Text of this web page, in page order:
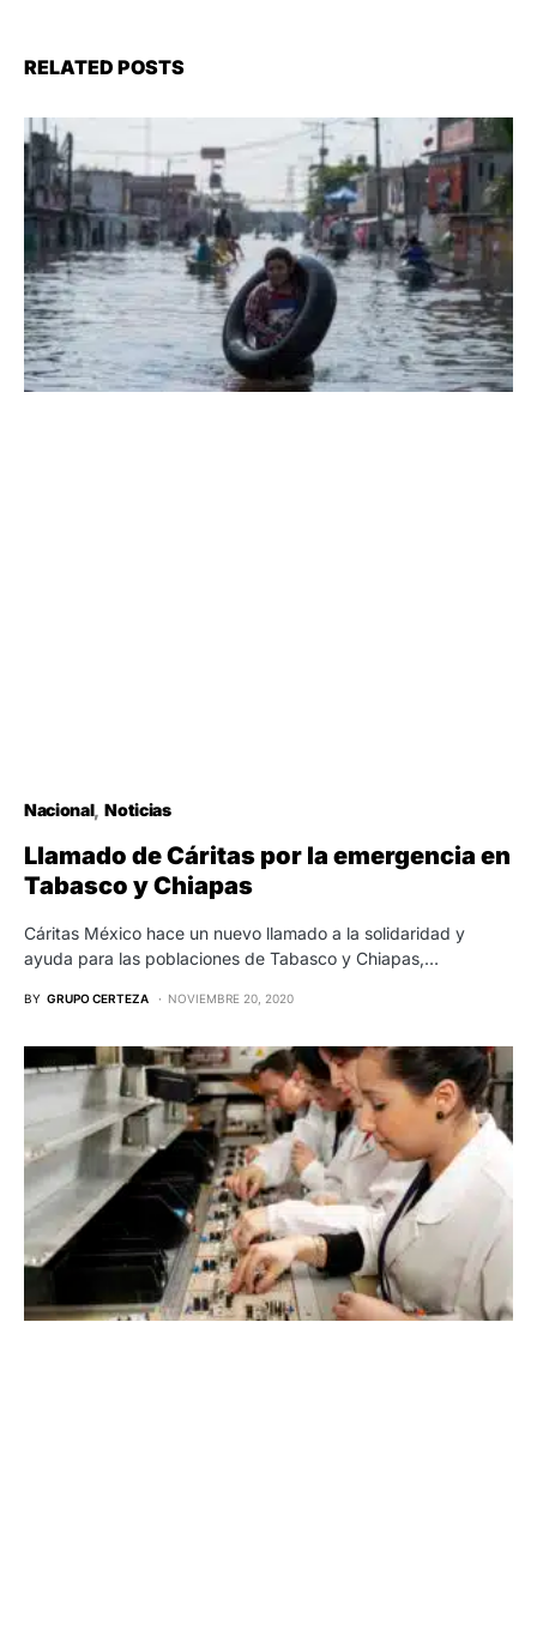
RELATED POSTS
Nacional Noticias
Llamado de Cáritas por la emergencia en
Tabasco y Chiapas
Cáritas México hace un nuevo llamado a la solidaridad y
ayuda para las poblaciones de Tabasco y Chiapas,…
BY GRUPO CERTEZA NOVIEMBRE 20, 2020